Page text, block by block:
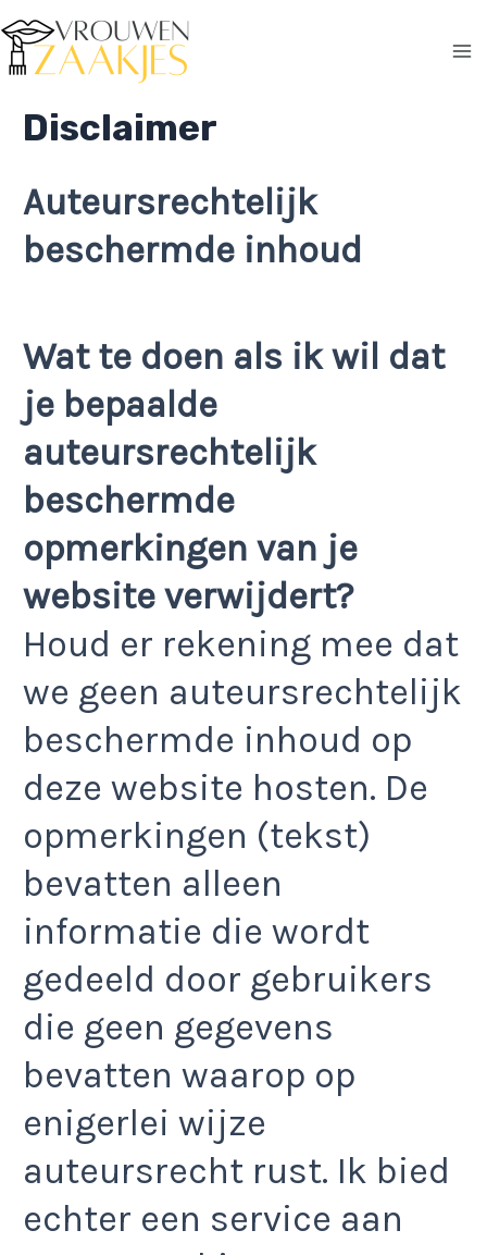
naar
de
Disclaimer
Auteursrechtelijk
beschermde inhoud
Wat te doen als ik wil dat
je bepaalde
auteursrechtelijk
beschermde
opmerkingen van je
website verwijdert?
Houd er rekening mee dat
we geen auteursrechtelijk
beschermde inhoud op
deze website hosten. De
opmerkingen (tekst)
bevatten alleen
informatie die wordt
gedeeld door gebruikers
die geen gegevens
bevatten waarop op
enigerlei wijze
auteursrecht rust. Ik bied
echter een service aan